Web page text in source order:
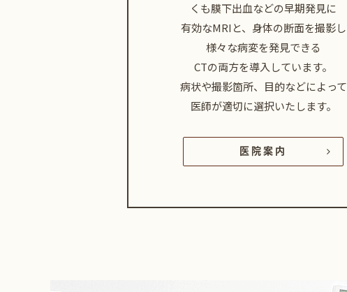
くも膜下出血などの早期発見に
有効なMRIと、身体の断面を撮影し
様々な病変を発見できる
CTの両方を導入しています。
病状や撮影箇所、目的などによって
医師が適切に選択いたします。
医院案内